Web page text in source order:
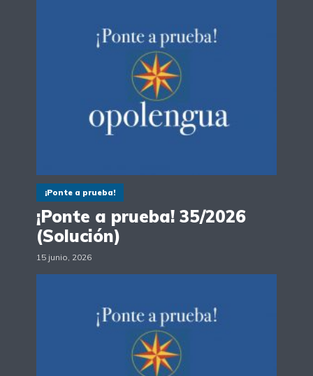
¡Ponte a prueba!
¡Ponte a prueba! 35/2026
(Solución)
15 junio, 2026